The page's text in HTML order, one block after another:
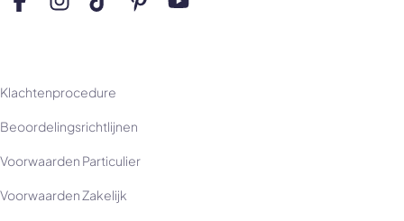
Volg ons op Facebook
Volg ons op Instagram
Volg ons op TikTok
Volg ons op Pinterest
Volg ons op YouTube
Klachtenprocedure
Beoordelingsrichtlijnen
Voorwaarden Particulier
Voorwaarden Zakelijk